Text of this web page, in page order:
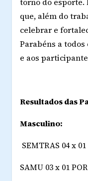
que, além do
celebrar e
Parabéns a
e aos
Resultados das
Masculino:
SEMTRAS 04 x
SAMU 03 x 01